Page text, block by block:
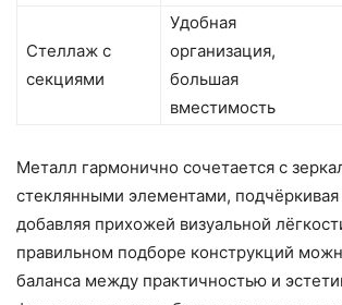
Стеллаж с
секциями
Удобная
организация,
большая
вместимость
Металл гармонично сочетается с
стеклянными элементами,
добавляя прихожей визуальной
правильном подборе конструкций
баланса между практичностью и